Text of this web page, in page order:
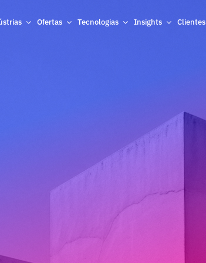
Ofertas Tecnologias Insights Clientes